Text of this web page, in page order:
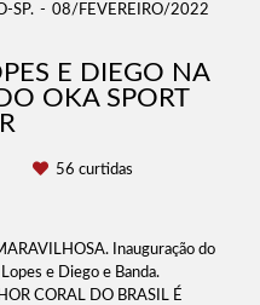
SP.
08/FEVEREIRO/2022
E DIEGO NA
OKA SPORT
56 curtidas
Inauguração do
e Diego e Banda.
CORAL DO BRASIL É